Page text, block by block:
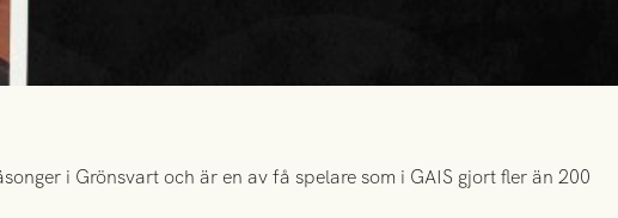
i Grönsvart och är en av få spelare som i GAIS gjort fler än 200